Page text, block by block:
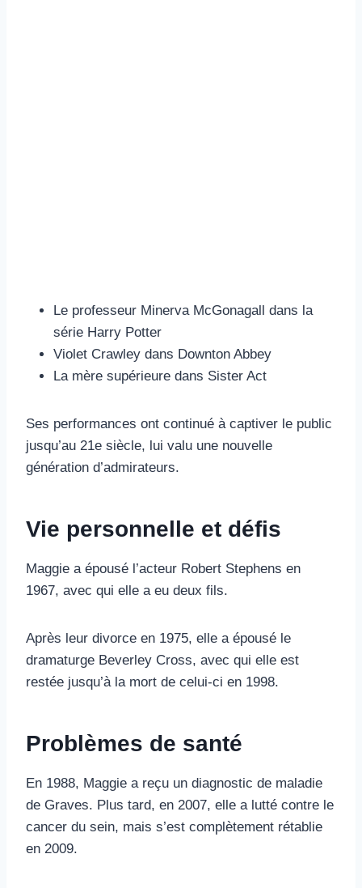
Le professeur Minerva McGonagall dans la
série Harry Potter
Violet Crawley dans Downton Abbey
La mère supérieure dans Sister Act
Ses performances ont continué à captiver le public
jusqu’au 21e siècle, lui valu une nouvelle
génération d’admirateurs.
Vie personnelle et défis
Maggie a épousé l’acteur Robert Stephens en
1967, avec qui elle a eu deux fils.
Après leur divorce en 1975, elle a épousé le
dramaturge Beverley Cross, avec qui elle est
restée jusqu’à la mort de celui-ci en 1998.
Problèmes de santé
En 1988, Maggie a reçu un diagnostic de maladie
de Graves. Plus tard, en 2007, elle a lutté contre le
cancer du sein, mais s’est complètement rétablie
en 2009.